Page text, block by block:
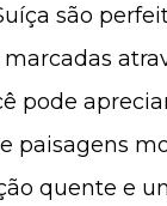
são
pode
quente e